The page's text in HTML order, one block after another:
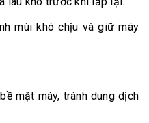
mùi khó chịu và giữ máy
mặt máy, tránh dung dịch